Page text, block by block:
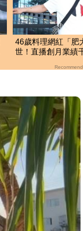
46歲料理網紅「肥
世！直播創月業